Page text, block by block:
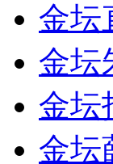
金坛
金坛
金坛
金坛